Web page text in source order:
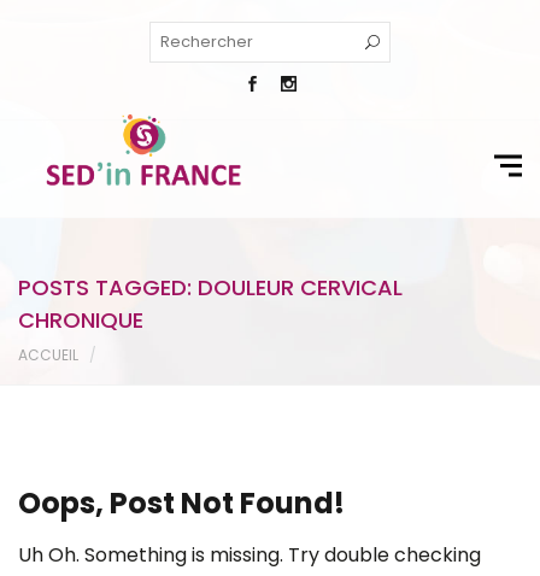
POSTS TAGGED: DOULEUR CERVICAL
CHRONIQUE
ACCUEIL
Oops, Post Not Found!
Uh Oh. Something is missing. Try double checking